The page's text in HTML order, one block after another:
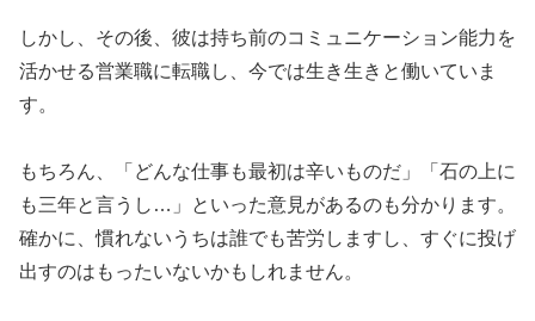
しかし、その後、彼は持ち前のコミュニケーション能力を
活かせる営業職に転職し、今では生き生きと働いていま
す。
もちろん、「どんな仕事も最初は辛いものだ」「石の上に
も三年と言うし…」といった意見があるのも分かります。
確かに、慣れないうちは誰でも苦労しますし、すぐに投げ
出すのはもったいないかもしれません。